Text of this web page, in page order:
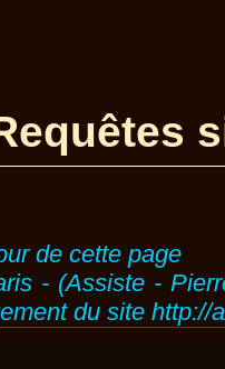
de cette page
- (Assiste -
du site http://